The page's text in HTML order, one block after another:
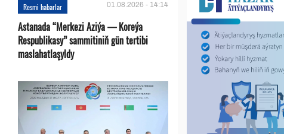
Resmi habarlar 01.08.2026 - 14:14
Astanada “Merkezi Aziýa — Koreýa
Respublikasy” sammitiniň gün tertibi
maslahatlaşyldy